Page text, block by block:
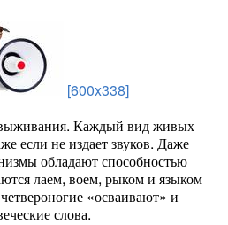
[600x338]
Каждый вид живых
если не издает звуков. Даже
обладают способностью
лаем, воем, рыком и языком
«осваивают» и
слова.